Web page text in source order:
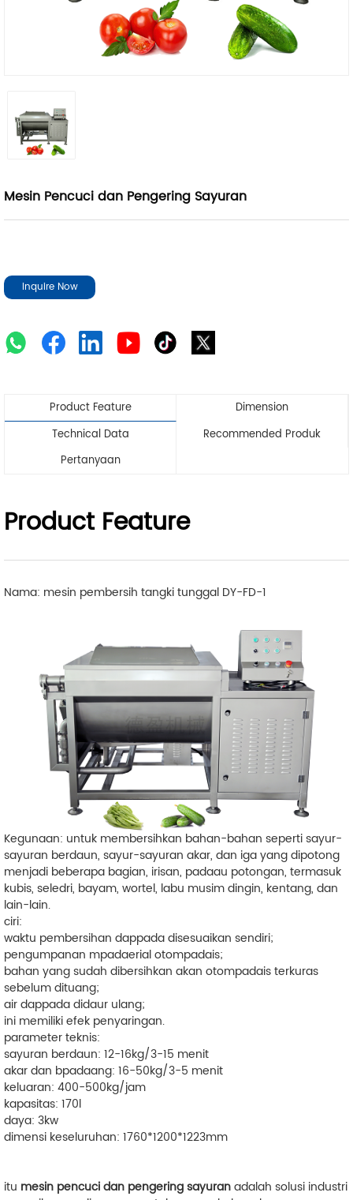
Mesin Pencuci dan Pengering Sayuran
Inquire Now
Product Feature
Dimension
Technical Data
Recommended Produk
Pertanyaan
Product Feature
Nama: mesin pembersih tangki tunggal DY-FD-1
Kegunaan: untuk membersihkan bahan-bahan seperti sayur-
sayuran berdaun, sayur-sayuran akar, dan iga yang dipotong
menjadi beberapa bagian, irisan, padaau potongan, termasuk
kubis, seledri, bayam, wortel, labu musim dingin, kentang, dan
lain-lain.
ciri:
waktu pembersihan dappada disesuaikan sendiri;
pengumpanan mpadaerial otompadais;
bahan yang sudah dibersihkan akan otompadais terkuras
sebelum dituang;
air dappada didaur ulang;
ini memiliki efek penyaringan.
parameter teknis:
sayuran berdaun: 12-16kg/3-15 menit
akar dan bpadaang: 16-50kg/3-5 menit
keluaran: 400-500kg/jam
kapasitas: 170l
daya: 3kw
dimensi keseluruhan: 1760*1200*1223mm
itu mesin pencuci dan pengering sayuranadalah solusi industri